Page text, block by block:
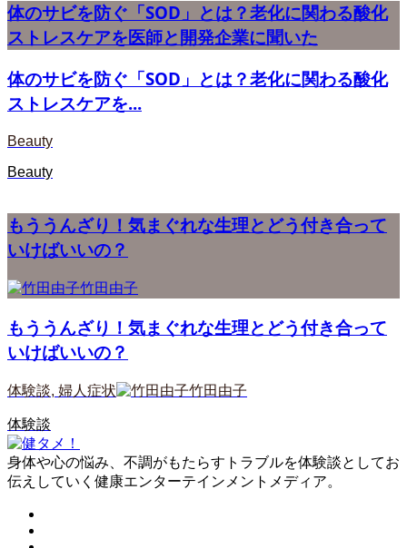
体のサビを防ぐ「SOD」とは？老化に関わる酸化
ストレスケアを医師と開発企業に聞いた
体のサビを防ぐ「SOD」とは？老化に関わる酸化
ストレスケアを...
Beauty
Beauty
もううんざり！気まぐれな生理とどう付き合って
いけばいいの？
竹田由子
もううんざり！気まぐれな生理とどう付き合って
いけばいいの？
体験談, 婦人症状 竹田由子
体験談
身体や心の悩み、不調がもたらすトラブルを体験談としてお
伝えしていく健康エンターテインメントメディア。